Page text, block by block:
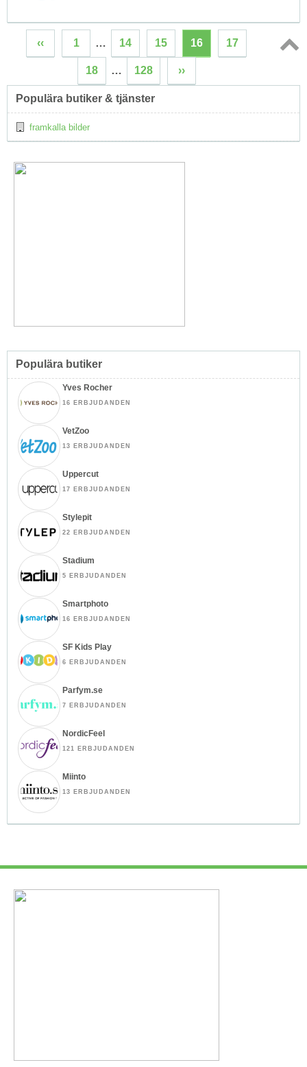
‹‹ 1 … 14 15 16 17
18 … 128 ››
Populära butiker & tjänster
framkalla bilder
Populära butiker
Yves Rocher
16 ERBJUDANDEN
VetZoo
13 ERBJUDANDEN
Uppercut
17 ERBJUDANDEN
Stylepit
22 ERBJUDANDEN
Stadium
5 ERBJUDANDEN
Smartphoto
16 ERBJUDANDEN
SF Kids Play
6 ERBJUDANDEN
Parfym.se
7 ERBJUDANDEN
NordicFeel
121 ERBJUDANDEN
Miinto
13 ERBJUDANDEN